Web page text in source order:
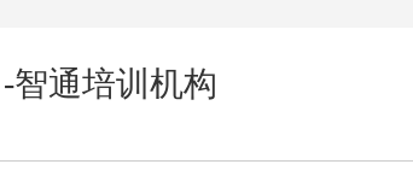
智通培训机构